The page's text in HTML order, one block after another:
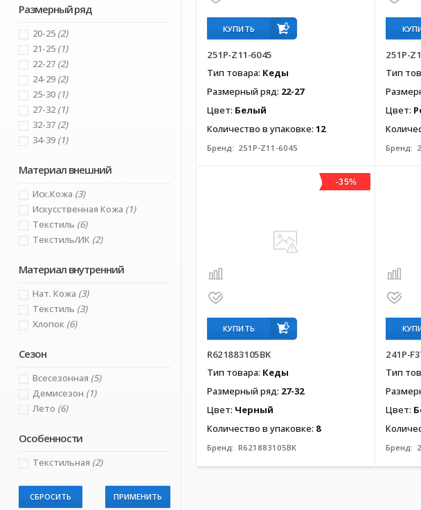
Мышонок(0)
Пчелка Доми(0)
Сказка(3)
Размерный ряд
20-25 (2)
21-25 (1)
22-27 (2)
24-29 (2)
25-30 (1)
27-32 (1)
32-37 (2)
34-39 (1)
Материал внешний
Иск.кожа (3)
Искусственная Кожа (1)
Текстиль (6)
Текстиль/ИК (2)
Материал внутренний
Нат. Кожа (3)
Текстиль (3)
Хлопок (6)
Сезон
Всесезонная (5)
Демисезон (1)
Лето (6)
Особенности
Текстильная (2)
СБРОСИТЬ
КУПИТЬ
251P-Z11-6045
Тип товара: Кеды
Размерный ряд: 22-27
Цвет: Белый
Количество в упаковке: 12
Бренд: 251P-Z11-6045
251P-
Тип
Цвет:
Бренд:
-35%
КУПИТЬ
R621883105BK
Тип товара: Кеды
Размерный ряд: 27-32
Цвет: Черный
Количество в упаковке: 8
Бренд: R621883105BK
241P-
Тип
Цвет:
Бренд: